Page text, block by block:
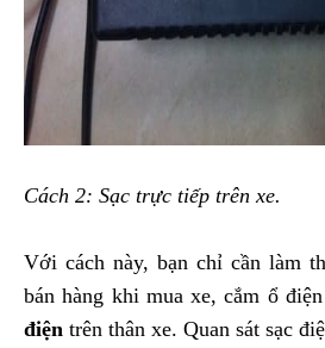
Cách 2: Sạc trực tiếp trên xe.
Với cách này, bạn chỉ cần làm
bán hàng khi mua xe, cắm ổ
điện trên thân xe. Quan sát sạc